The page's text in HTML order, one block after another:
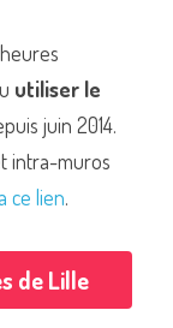
utiliser le
juin 2014.
intra-muros
ce lien.
de Lille